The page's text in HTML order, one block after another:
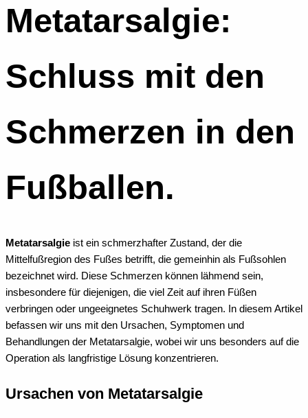
Metatarsalgie:
Schluss mit den
Schmerzen in den
Fußballen.
Metatarsalgie ist ein schmerzhafter Zustand, der die
Mittelfußregion des Fußes betrifft, die gemeinhin als Fußsohlen
bezeichnet wird. Diese Schmerzen können lähmend sein,
insbesondere für diejenigen, die viel Zeit auf ihren Füßen
verbringen oder ungeeignetes Schuhwerk tragen. In diesem Artikel
befassen wir uns mit den Ursachen, Symptomen und
Behandlungen der Metatarsalgie, wobei wir uns besonders auf die
Operation als langfristige Lösung konzentrieren.
Ursachen von Metatarsalgie